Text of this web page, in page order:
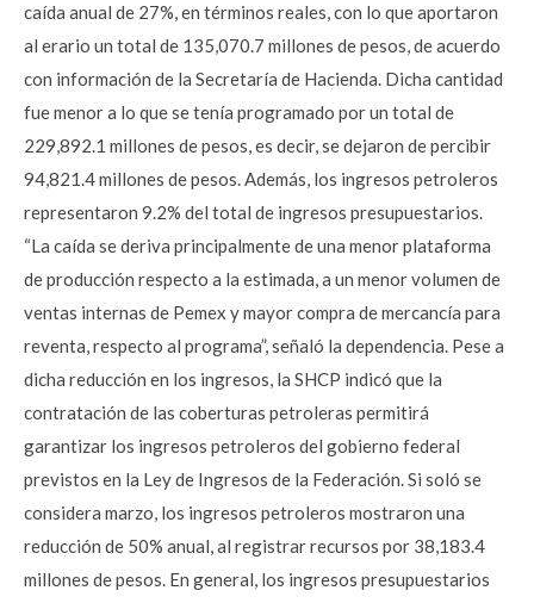
caída anual de 27%, en términos reales, con lo que aportaron
al erario un total de 135,070.7 millones de pesos, de acuerdo
con información de la Secretaría de Hacienda. Dicha cantidad
fue menor a lo que se tenía programado por un total de
229,892.1 millones de pesos, es decir, se dejaron de percibir
94,821.4 millones de pesos. Además, los ingresos petroleros
representaron 9.2% del total de ingresos presupuestarios.
“La caída se deriva principalmente de una menor plataforma
de producción respecto a la estimada, a un menor volumen de
ventas internas de Pemex y mayor compra de mercancía para
reventa, respecto al programa”, señaló la dependencia. Pese a
dicha reducción en los ingresos, la SHCP indicó que la
contratación de las coberturas petroleras permitirá
garantizar los ingresos petroleros del gobierno federal
previstos en la Ley de Ingresos de la Federación. Si soló se
considera marzo, los ingresos petroleros mostraron una
reducción de 50% anual, al registrar recursos por 38,183.4
millones de pesos. En general, los ingresos presupuestarios